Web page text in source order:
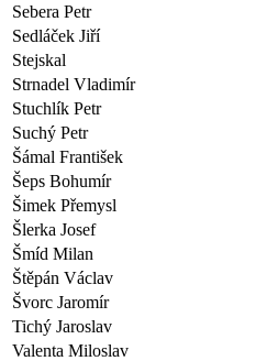
Sebera Petr
Sedláček Jiří
Stejskal
Strnadel Vladimír
Stuchlík Petr
Suchý Petr
Šámal František
Šeps Bohumír
Šimek Přemysl
Šlerka Josef
Šmíd Milan
Štěpán Václav
Švorc Jaromír
Tichý Jaroslav
Valenta Miloslav